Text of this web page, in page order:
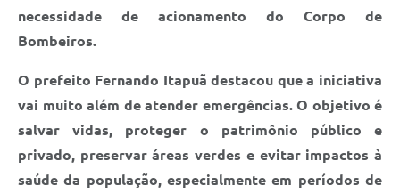
necessidade de acionamento do Corpo de
Bombeiros.
O prefeito Fernando Itapuã destacou que a iniciativa
vai muito além de atender emergências. O objetivo é
salvar vidas, proteger o patrimônio público e
privado, preservar áreas verdes e evitar impactos à
saúde da população, especialmente em períodos de